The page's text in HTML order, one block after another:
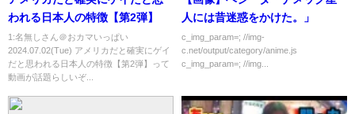
われる日本人の特徴【第2弾】
1:名無しさん＠おカマいっぱい
2024.07.02(Tue) アメリカだと確実にゲイ
だと思われる日本人の特徴【第2弾】って
動画が話題らしいぞ...
人には昔迷惑をかけた。」
c_img_param=; //img-
c.net/output/category/anime.js
c_img_param=; //img...